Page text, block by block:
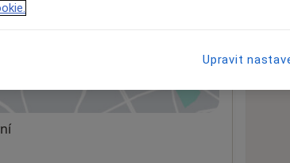
v nové záložce
Upravit